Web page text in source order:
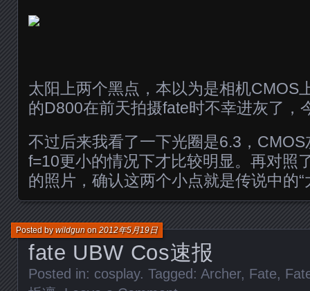
太阳上两个黑点，本以为是相机CMOS
的D800在前天拍摄fate时不幸进灰了
不过后来我看了一下光圈是6.3，
f=10更小的情况下才比较明显。再对照
的照片，确认这两个小点就是传说中的“
fate UBW Cos速报
Posted bywildgunon2012年5月19日
Posted in: cosplay. Tagged: Archer, Fate,